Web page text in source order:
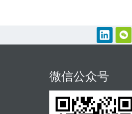
微信公众号